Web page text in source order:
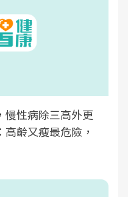
慢性病除三高外更
齡又瘦最危險，